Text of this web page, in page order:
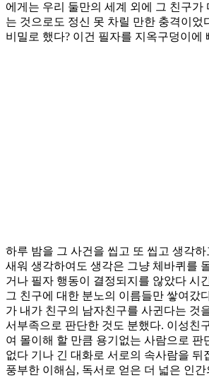
에게는 우리 둘만의 세계 외에 그 친구가
는 것으로도 정신 못 차릴 만한 충격이었
비밀로 했다? 이건 필자를 지옥구덩이에
하루 밤을 그 사건을 씹고 또 씹고 생각
새워 생각하여도 생각은 그냥 체바퀴를
거나 필자 행동이 결정되지를 않았다 시
그 친구에 대한 분노의 이름들만 쌓여갔
가 내가 친구의 남자친구를 사귄다는 것
서부족으로 판단한 것도 분했다. 이성친
여 몰이해 할 만큼 용기없는 사람으로 판
없다 기나 긴 대화로 서로의 속사람을 뒤
풍부한 이해심, 독서로 얻은 더 넓은 인간